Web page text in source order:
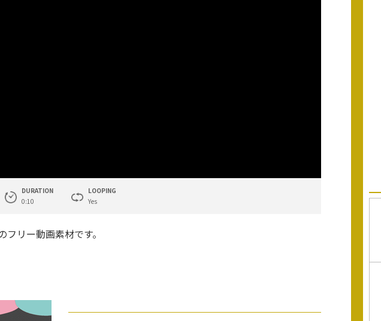
DURATION
0:10
LOOPING
Yes
リー動画素材です。